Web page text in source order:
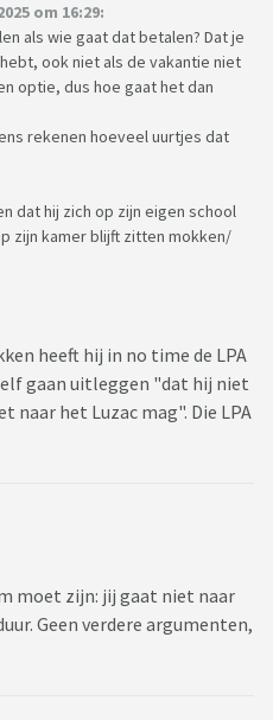
om 16:29:
als wie gaat dat betalen? Dat je
ook niet als de vakantie niet
optie, dus hoe gaat het dan
rekenen hoeveel uurtjes dat
dat hij zich op zijn eigen school
zijn kamer blijft zitten mokken/
heeft hij in no time de LPA
gaan uitleggen "dat hij niet
naar het Luzac mag". Die LPA
moet zijn: jij gaat niet naar
Geen verdere argumenten,